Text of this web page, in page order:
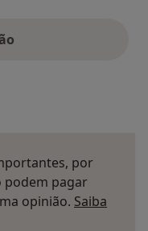
por
podem pagar
opinião. Saiba